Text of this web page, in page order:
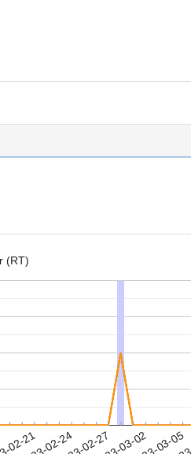
(RT)